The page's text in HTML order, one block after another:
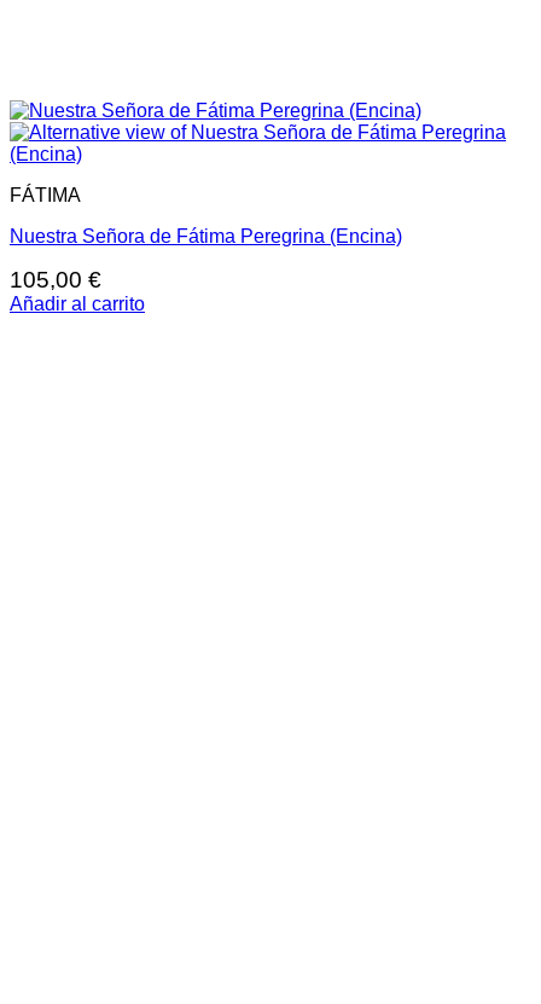
FÁTIMA
Nuestra Señora de Fátima Peregrina (Encina)
105,00 €
Añadir al carrito